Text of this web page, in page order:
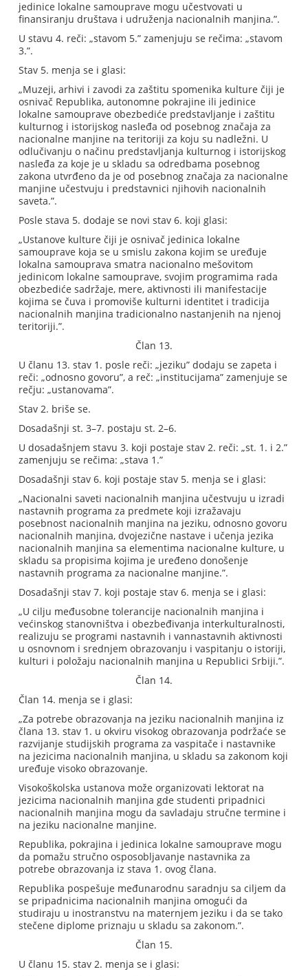
jedinice lokalne samouprave mogu učestvovati u
finansiranju društava i udruženja nacionalnih manjina.”.
U stavu 4. reči: „stavom 5.” zamenjuju se rečima: „stavom
3.”.
Stav 5. menja se i glasi:
„Muzeji, arhivi i zavodi za zaštitu spomenika kulture čiji je
osnivač Republika, autonomne pokrajine ili jedinice
lokalne samouprave obezbediće predstavljanje i zaštitu
kulturnog i istorijskog nasleđa od posebnog značaja za
nacionalne manjine na teritoriji za koju su nadležni. U
odlučivanju o načinu predstavljanja kulturnog i istorijskog
nasleđa za koje je u skladu sa odredbama posebnog
zakona utvrđeno da je od posebnog značaja za nacionalne
manjine učestvuju i predstavnici njihovih nacionalnih
saveta.”.
Posle stava 5. dodaje se novi stav 6. koji glasi:
„Ustanove kulture čiji je osnivač jedinica lokalne
samouprave koja se u smislu zakona kojim se uređuje
lokalna samouprava smatra nacionalno mešovitom
jedinicom lokalne samouprave, svojim programima rada
obezbediće sadržaje, mere, aktivnosti ili manifestacije
kojima se čuva i promoviše kulturni identitet i tradicija
nacionalnih manjina tradicionalno nastanjenih na njenoj
teritoriji.”.
Član 13.
U članu 13. stav 1. posle reči: „jeziku” dodaju se zapeta i
reči: „odnosno govoru”, a reč: „institucijama” zamenjuje se
rečju: „ustanovama”.
Stav 2. briše se.
Dosadašnji st. 3–7. postaju st. 2–6.
U dosadašnjem stavu 3. koji postaje stav 2. reči: „st. 1. i 2.”
zamenjuju se rečima: „stava 1.”
Dosadašnji stav 6. koji postaje stav 5. menja se i glasi:
„Nacionalni saveti nacionalnih manjina učestvuju u izradi
nastavnih programa za predmete koji izražavaju
posebnost nacionalnih manjina na jeziku, odnosno govoru
nacionalnih manjina, dvojezične nastave i učenja jezika
nacionalnih manjina sa elementima nacionalne kulture, u
skladu sa propisima kojima je uređeno donošenje
nastavnih programa za nacionalne manjine.”.
Dosadašnji stav 7. koji postaje stav 6. menja se i glasi:
„U cilju međusobne tolerancije nacionalnih manjina i
većinskog stanovništva i obezbeđivanja interkulturalnosti,
realizuju se programi nastavnih i vannastavnih aktivnosti
u osnovnom i srednjem obrazovanju i vaspitanju o istoriji,
kulturi i položaju nacionalnih manjina u Republici Srbiji.”.
Član 14.
Član 14. menja se i glasi:
„Za potrebe obrazovanja na jeziku nacionalnih manjina iz
člana 13. stav 1. u okviru visokog obrazovanja podržaće se
razvijanje studijskih programa za vaspitače i nastavnike
na jezicima nacionalnih manjina, u skladu sa zakonom koji
uređuje visoko obrazovanje.
Visokoškolska ustanova može organizovati lektorat na
jezicima nacionalnih manjina gde studenti pripadnici
nacionalnih manjina mogu da savladaju stručne termine i
na jeziku nacionalne manjine.
Republika, pokrajina i jedinica lokalne samouprave mogu
da pomažu stručno osposobljavanje nastavnika za
potrebe obrazovanja iz stava 1. ovog člana.
Republika pospešuje međunarodnu saradnju sa ciljem da
se pripadnicima nacionalnih manjina omogući da
studiraju u inostranstvu na maternjem jeziku i da se tako
stečene diplome priznaju u skladu sa zakonom.”.
Član 15.
U članu 15. stav 2. menja se i glasi: